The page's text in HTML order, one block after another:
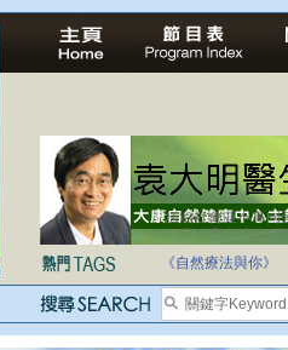
自家教育合法化-
《自然療法與你》